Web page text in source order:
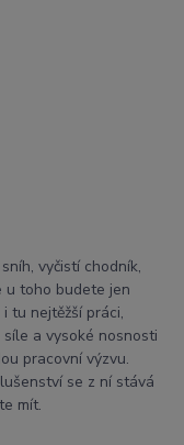
vyčistí chodník,
u toho budete jen
tu nejtěžší práci,
a vysoké nosnosti
pracovní výzvu.
se z ní stává
mít.